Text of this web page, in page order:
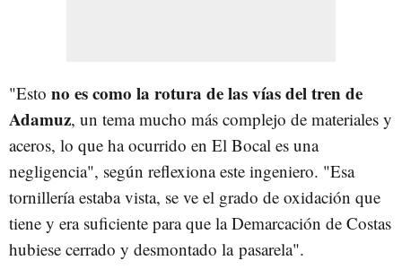
"Esto no es como la rotura de las vías del tren de
Adamuz, un tema mucho más complejo de materiales y
aceros, lo que ha ocurrido en El Bocal es una
negligencia", según reflexiona este ingeniero. "Esa
tornillería estaba vista, se ve el grado de oxidación que
tiene y era suficiente para que la Demarcación de Costas
hubiese cerrado y desmontado la pasarela".